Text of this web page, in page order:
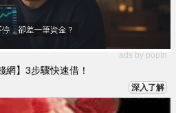
ads by popIn
網】3步驟快速借！
深入了解